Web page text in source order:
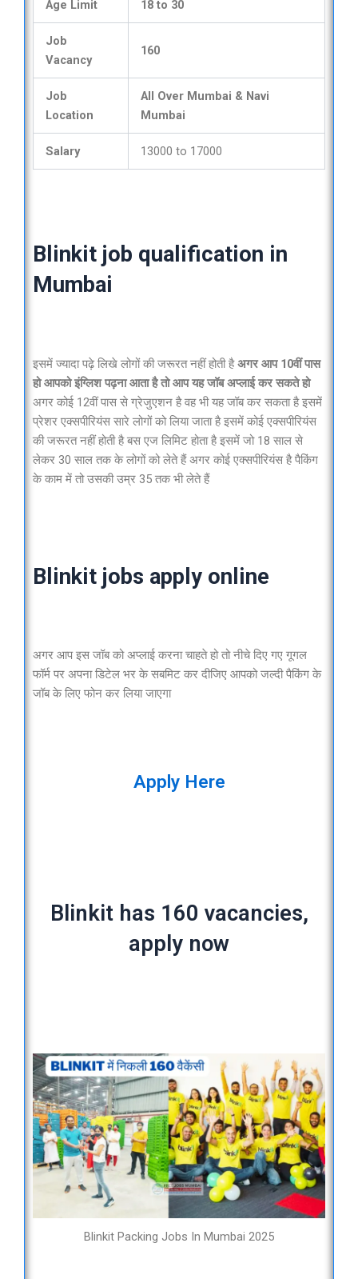
Age Limit 18 to 30
Job
Vacancy
160
Job
Location
All Over Mumbai & Navi
Mumbai
Salary 13000 to 17000
Blinkit job qualification in
Mumbai
इसमें ज्यादा पढ़े लिखे लोगों की जरूरत नहीं होती हैअगर आप 10वीं पास
हो आपको इंग्लिश पढ़ना आता है तो आप यह जॉब अप्लाई कर सकते हो
अगर कोई 12वीं पास से ग्रेजुएशन है वह भी यह जॉब कर सकता है इसमें
प्रेशर एक्सपीरियंस सारे लोगों को लिया जाता है इसमें कोई एक्सपीरियंस
की जरूरत नहीं होती है बस एज लिमिट होता है इसमें जो 18 साल से
लेकर 30 साल तक के लोगों को लेते हैं अगर कोई एक्सपीरियंस है पैकिंग
के काम में तो उसकी उम्र 35 तक भी लेते हैं
Blinkit jobs apply online
अगर आप इस जॉब को अप्लाई करना चाहते हो तो नीचे दिए गए गूगल
फॉर्म पर अपना डिटेल भर के सबमिट कर दीजिए आपको जल्दी पैकिंग के
जॉब के लिए फोन कर लिया जाएगा
Apply Here
Blinkit has 160 vacancies,
apply now
Blinkit Packing Jobs In Mumbai 2025